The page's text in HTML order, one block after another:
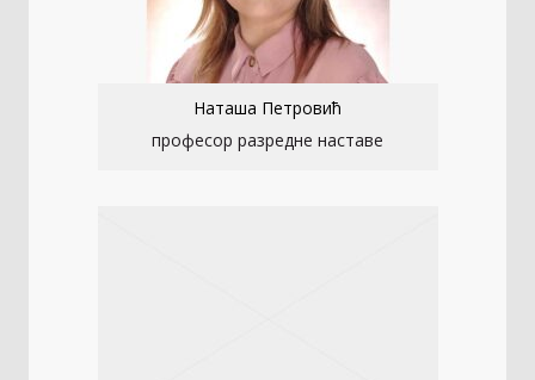
Наташа Петровић
професор разредне наставе